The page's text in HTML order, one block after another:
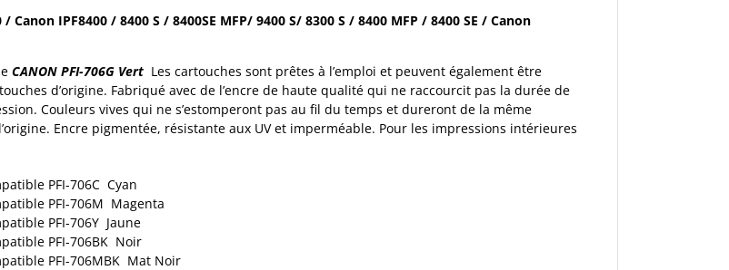
/ Canon IPF8400 / 8400 S / 8400SE MFP/ 9400 S/ 8300 S / 8400 MFP / 8400 SE / Canon
CANON PFI-706G Vert Les cartouches sont prêtes à l’emploi et peuvent également être
d’origine. Fabriqué avec de l’encre de haute qualité qui ne raccourcit pas la durée de
Couleurs vives qui ne s’estomperont pas au fil du temps et dureront de la même
Encre pigmentée, résistante aux UV et imperméable. Pour les impressions intérieures
PFI-706C Cyan
PFI-706M Magenta
PFI-706Y Jaune
PFI-706BK Noir
PFI-706MBK Mat Noir